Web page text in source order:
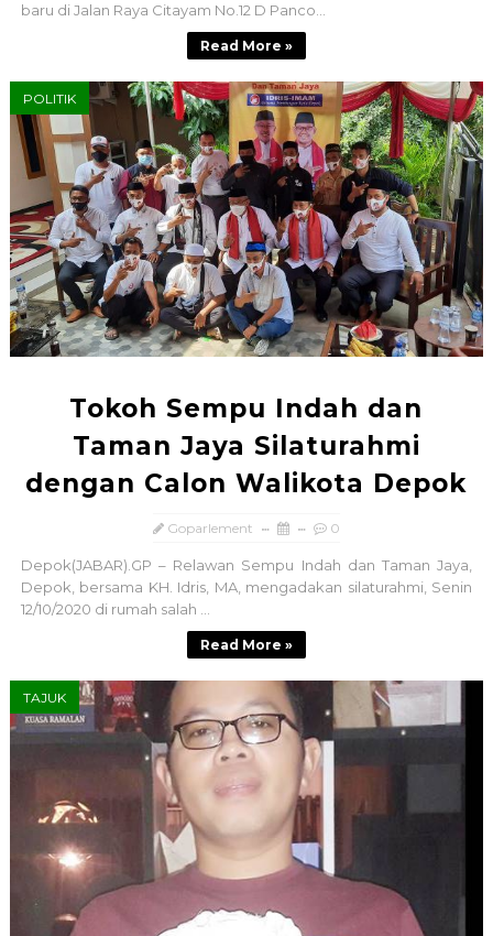
baru di Jalan Raya Citayam No.12 D Panco...
Read More »
POLITIK
Tokoh Sempu Indah dan
Taman Jaya Silaturahmi
dengan Calon Walikota Depok
Goparlement 0
Depok(JABAR).GP – Relawan Sempu Indah dan Taman Jaya,
Depok, bersama KH. Idris, MA, mengadakan silaturahmi, Senin
12/10/2020 di rumah salah ...
Read More »
TAJUK